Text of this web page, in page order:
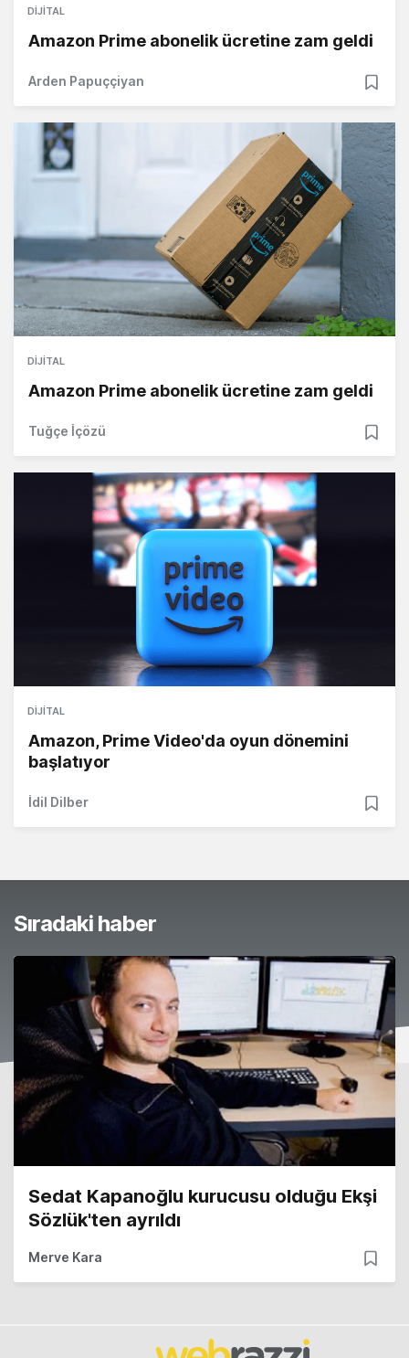
DIJITAL
Amazon Prime abonelik ücretine zam geldi
Arden Papuççiyan
DIJITAL
Amazon Prime abonelik ücretine zam geldi
Tuğçe İçözü
DIJITAL
Amazon, Prime Video'da oyun dönemini
başlatıyor
İdil Dilber
Sıradaki haber
Sedat Kapanoğlu kurucusu olduğu Ekşi
Sözlük'ten ayrıldı
Merve Kara